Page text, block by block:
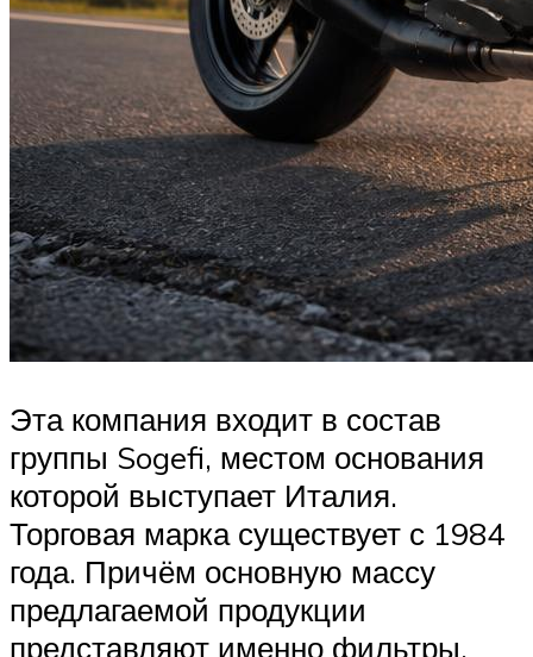
Эта компания входит в состав
группы Sogefi, местом основания
которой выступает Италия.
Торговая марка существует с 1984
года. Причём основную массу
предлагаемой продукции
представляют именно фильтры.